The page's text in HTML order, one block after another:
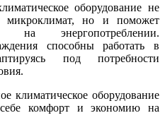
оборудование не
микроклимат, но и поможет
на энергопотреблении.
способны работать в
под потребности
климатическое оборудование
себе комфорт и экономию на